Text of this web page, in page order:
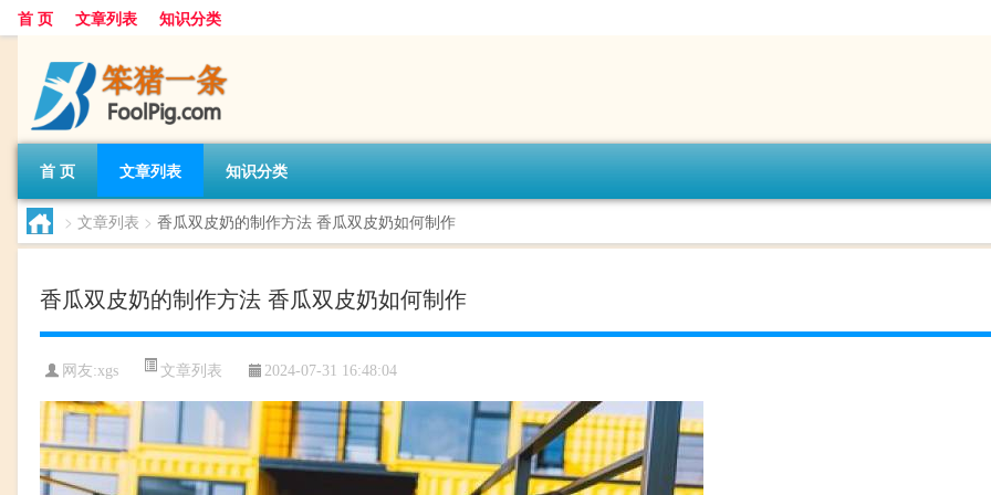
首 页 文章列表 知识分类
首 页 文章列表 知识分类
> 文章列表 > 香瓜双皮奶的制作方法 香瓜双皮奶如何制作
香瓜双皮奶的制作方法 香瓜双皮奶如何制作
网友:xgs 文章列表 2024-07-31 16:48:04